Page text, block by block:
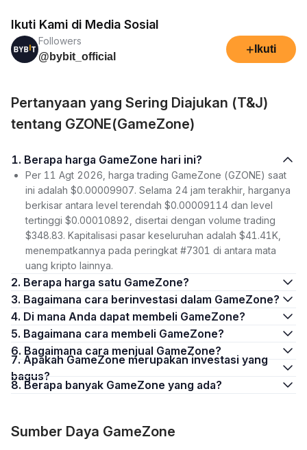
Ikuti Kami di Media Sosial
Followers
@bybit_official
+ Ikuti
Pertanyaan yang Sering Diajukan (T&J)
tentang GZONE(GameZone)
1. Berapa harga GameZone hari ini?
Per 11 Agt 2026, harga trading GameZone (GZONE) saat
ini adalah $0.00009907. Selama 24 jam terakhir, harganya
berkisar antara level terendah $0.00009114 dan level
tertinggi $0.00010892, disertai dengan volume trading
$348.83. Kapitalisasi pasar keseluruhan adalah $41.41K,
menempatkannya pada peringkat #7301 di antara mata
uang kripto lainnya.
2. Berapa harga satu GameZone?
3. Bagaimana cara berinvestasi dalam GameZone?
4. Di mana Anda dapat membeli GameZone?
5. Bagaimana cara membeli GameZone?
6. Bagaimana cara menjual GameZone?
7. Apakah GameZone merupakan investasi yang
bagus?
8. Berapa banyak GameZone yang ada?
Sumber Daya GameZone